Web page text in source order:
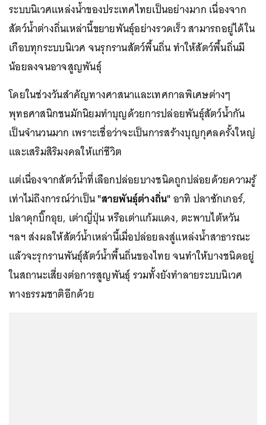
ระบบนิเวศแหล่งน้ำของประเทศไทยเป็นอย่างมาก เนื่องจาก
สัตว์น้ำต่างถิ่นเหล่านี้ขยายพันธุ์อย่างรวดเร็ว สามารถอยู่ได้ใน
เกือบทุกระบบนิเวศ จนรุกรานสัตว์พื้นถิ่น ทำให้สัตว์พื้นถิ่นมี
น้อยลงจนอาจสูญพันธุ์
โดยในช่วงวันสำคัญทางศาสนาและเทศกาลพิเศษต่างๆ
พุทธศาสนิกชนมักนิยมทำบุญด้วยการปล่อยพันธุ์สัตว์น้ำกัน
เป็นจำนวนมาก เพราะเชื่อว่าจะเป็นการสร้างบุญกุศลครั้งใหญ่
และเสริมสิริมงคลให้แก่ชีวิต
แต่เนื่องจากสัตว์น้ำที่เลือกปล่อยบางชนิดถูกปล่อยด้วยความรู้
เท่าไม่ถึงการณ์ว่าเป็น"สายพันธุ์ต่างถิ่น"อาทิ ปลาซักเกอร์,
ปลาดุกบิ๊กอุย, เต่าญี่ปุ่น หรือเต่าแก้มแดง, ตะพาบไต้หวัน
ฯลฯ ส่งผลให้สัตว์น้ำเหล่านี้เมื่อปล่อยลงสู่แหล่งน้ำสาธารณะ
แล้วจะรุกรานพันธุ์สัตว์น้ำพื้นถิ่นของไทย จนทำให้บางชนิดอยู่
ในสถานะเสี่ยงต่อการสูญพันธุ์ รวมทั้งยังทำลายระบบนิเวศ
ทางธรรมชาติอีกด้วย